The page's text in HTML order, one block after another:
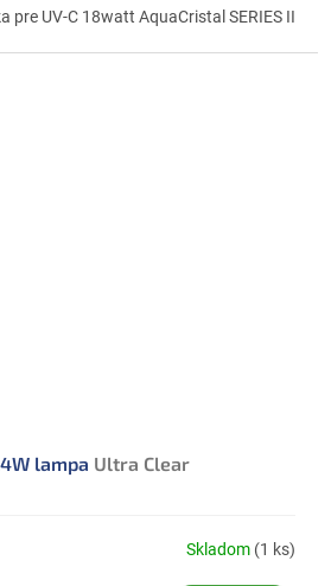
pre UV-C 18watt AquaCristal SERIES II
lampa Ultra Clear
Skladom (1 ks)